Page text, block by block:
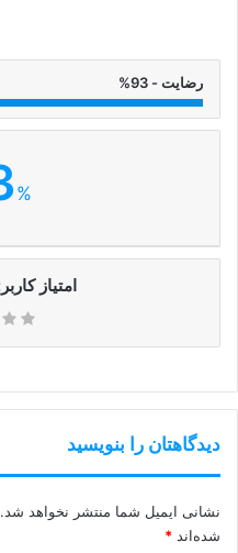
رضایت - 93%
%
امتیاز
دیدگاهتان را بنویسید
نشانی ایمیل شما منتشر نخواهد شد.
شده‌اند *